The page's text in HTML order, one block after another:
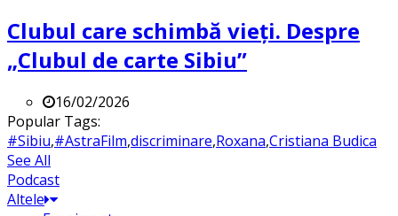
Clubul care schimbă vieți. Despre
„Clubul de carte Sibiu”
16/02/2026
Popular Tags:
#Sibiu,#AstraFilm,discriminare,Roxana,Cristiana Budica
See All
Podcast
Altele